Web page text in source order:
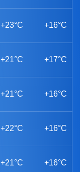
+23°C +16°C
+21°C +17°C
+21°C +16°C
+22°C +16°C
+21°C +16°C